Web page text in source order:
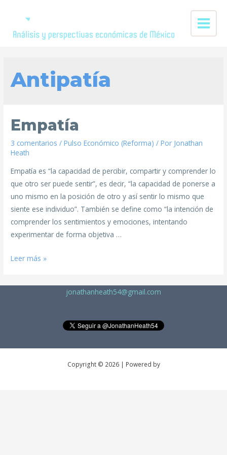
Antipatía
Empatía
3 comentarios /Pulso Económico (Reforma) / Por Jonathan
Heath
Empatía es “la capacidad de percibir, compartir y comprender lo
que otro ser puede sentir”, es decir, “la capacidad de ponerse a
uno mismo en la posición de otro y así sentir lo mismo que
siente ese individuo”. También se define como “la intención de
comprender los sentimientos y emociones, intentando
experimentar de forma objetiva …
Leer más »
jonathanheath54@gmail.com
Copyright © 2026 | Powered by